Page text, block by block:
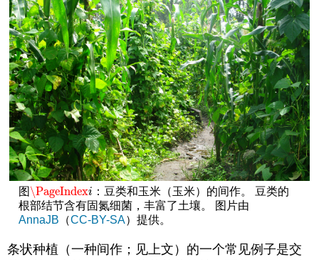
图\PageIndexi
\PageIndexi ：豆类和玉米（玉米）的间作。 豆类的
根部结节含有固氮细菌，丰富了土壤。 图片由
AnnaJB （CC-BY-SA）提供。
条状种植（一种间作；见上文）的一个常见例子是交